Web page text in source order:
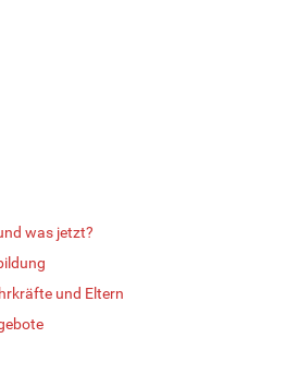
was jetzt?
und Eltern